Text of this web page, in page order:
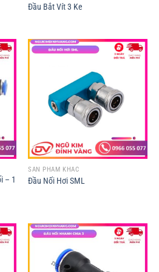
Đầu Bắt Vít 3 Ke
– 1
SẢN PHẨM KHÁC
Đầu Nối Hơi SML